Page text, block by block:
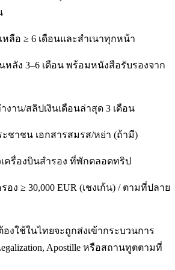
หลือ ≥ 6 เดือนและสำเนาทุกหน้า
หลัง 3–6 เดือน พร้อมหนังสือรับรองจาก
งาน/สลิปเงินเดือนล่าสุด 3 เดือน
ชาชน เอกสารสมรส/หย่า (ถ้ามี)
ครื่องบินสำรอง ที่พักตลอดทริป
ง ≥ 30,000 EUR (เชงเก้น) / ตามที่ปลาย
องใช้ในไทยจะถูกส่งเข้ากระบวนการ
Apostille หรือสถานทูตตามที่